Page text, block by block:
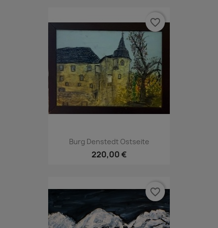
Burg Denstedt Ostseite
220,00 €
favorite_border
favorite_border